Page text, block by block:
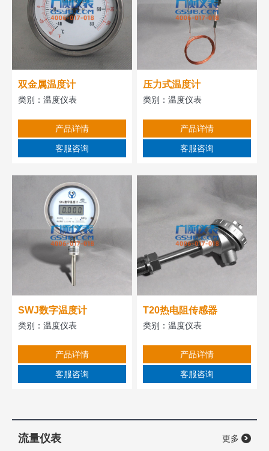
双金属温度计
类别： 温度仪表
产品详情
客服咨询
压力式温度计
类别：温度仪表
产品详情
客服咨询
SWJ数字温度计
类别： 温度仪表
产品详情
客服咨询
T20热电阻传感器
类别：温度仪表
产品详情
客服咨询
流量仪表 更多